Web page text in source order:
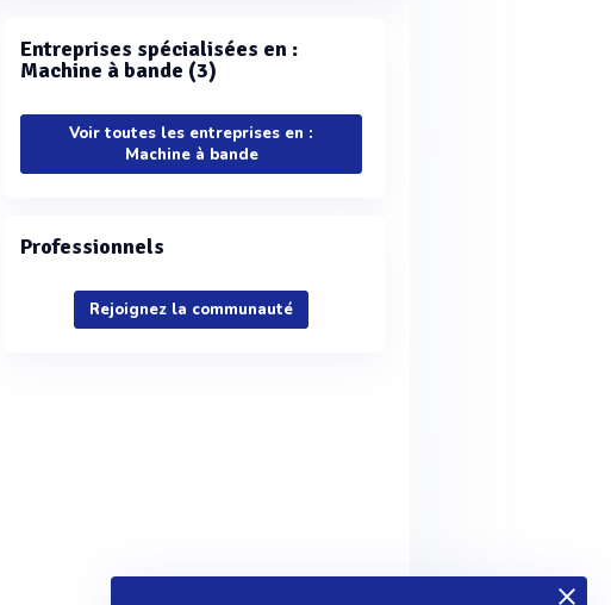
Entreprises spécialisées en :
Machine à bande (3)
Voir toutes les entreprises en :
Machine à bande
Professionnels
Rejoignez la communauté